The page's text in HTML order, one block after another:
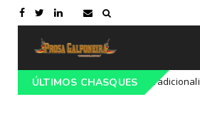
ÚLTIMOS CHASQUES
do 68º Congresso Tradicionalista